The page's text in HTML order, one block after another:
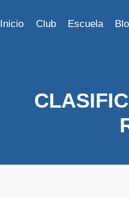
Inicio Club Escuela